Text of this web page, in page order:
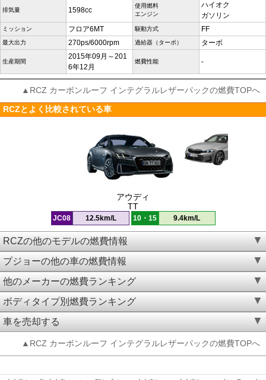
排気量 1598cc
使用燃料
エンジン
ハイオク
ガソリン
ミッション フロア6MT 駆動方式 FF
最大出力 270ps/6000rpm 過給器（ターボ） ターボ
生産期間
2015年09月～201
6年12月
燃費性能 -
▲RCZ カーボンルーフ インテグラルレザーパックの燃費TOPへ
RCZとよく比較されている車
アウディ
TT
JC08 12.5km/L 10・15 9.4km/L
RCZの他のモデルの燃費情報
プジョーの他の車の燃費情報
他のメーカーの燃費ランキング
ボディタイプ別燃費ランキング
車を売却する
▲RCZ カーボンルーフ インテグラルレザーパックの燃費TOPへ